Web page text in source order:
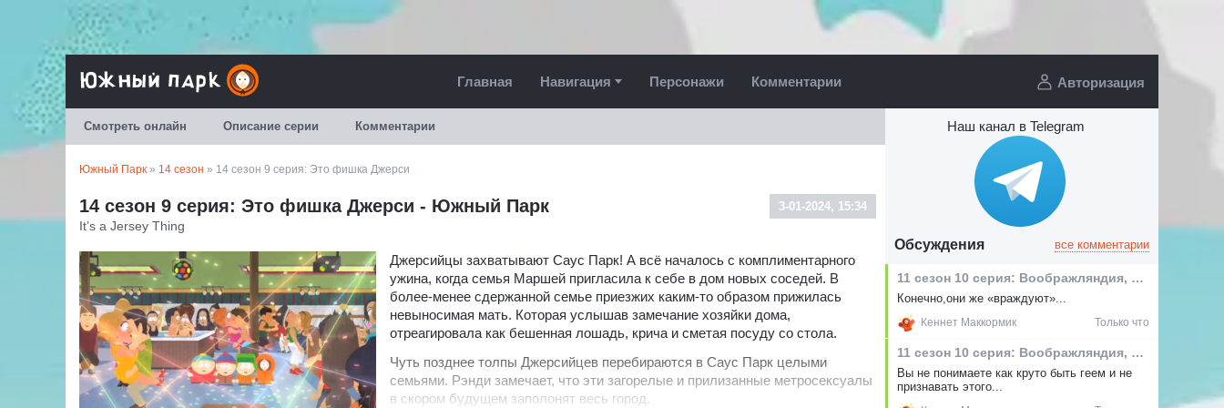
Смотреть онлайн Описание серии Комментарии
Южный Парк » 14 сезон » 14 сезон 9 серия: Это фишка Джерси
14 сезон 9 серия: Это фишка Джерси - Южный Парк 3-01-2024, 15:34
It’s a Jersey Thing
Джерсийцы захватывают Саус Парк! А всё началось с комплиментарного
ужина, когда семья Маршей пригласила к себе в дом новых соседей. В
более-менее сдержанной семье приезжих каким-то образом прижилась
невыносимая мать. Которая услышав замечание хозяйки дома,
отреагировала как бешенная лошадь, крича и сметая посуду со стола.
Чуть позднее толпы Джерсийцев перебираются в Саус Парк целыми
семьями. Рэнди замечает, что эти загорелые и прилизанные метросексуалы
в скором будущем заполонят весь город.
Наш канал в Telegram
Обсуждения все комментарии
11 сезон 10 серия: Воображляндия, эпизод I
Конечно,они же «враждуют»...
Кеннет Маккормик Только что
11 сезон 10 серия: Воображляндия, эпизод I
Вы не понимаете как круто быть геем и не
признавать этого...
Главная Навигация Персонажи Комментарии Авторизация